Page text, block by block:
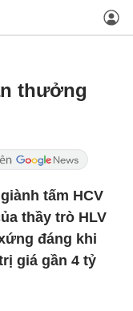
thưởng
tấm HCV
thầy trò HLV
đáng khi
giá gần 4 tỷ